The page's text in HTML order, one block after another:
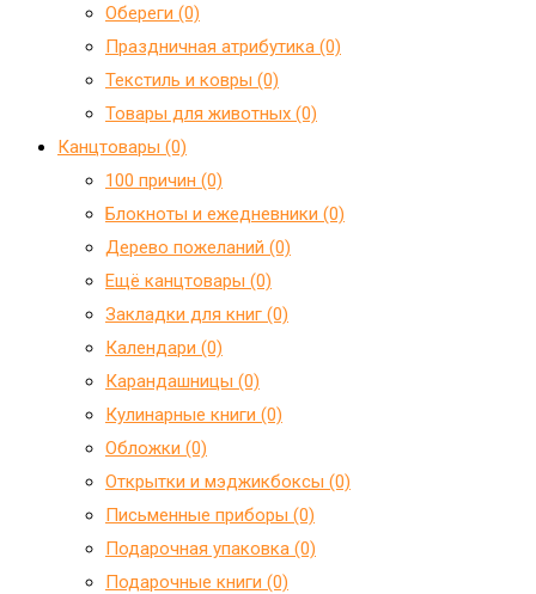
Обереги (0)
Праздничная атрибутика (0)
Текстиль и ковры (0)
Товары для животных (0)
Канцтовары (0)
100 причин (0)
Блокноты и ежедневники (0)
Дерево пожеланий (0)
Ещё канцтовары (0)
Закладки для книг (0)
Календари (0)
Карандашницы (0)
Кулинарные книги (0)
Обложки (0)
Открытки и мэджикбоксы (0)
Письменные приборы (0)
Подарочная упаковка (0)
Подарочные книги (0)